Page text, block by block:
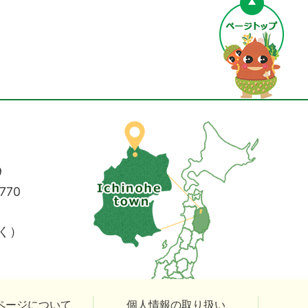
）
ージについて 個人情報の取り扱い